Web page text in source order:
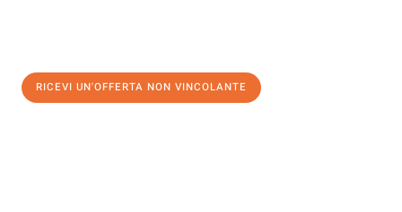
RICEVI UN'OFFERTA NON VINCOLANTE